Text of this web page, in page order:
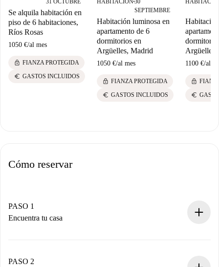
31 OCTUBRE
Se alquila habitación en
piso de 6 habitaciones,
Ríos Rosas
1050 €/al mes
lock FIANZA PROTEGIDA
euro GASTOS INCLUIDOS
HABITACIÓN ■30
SEPTIEMBRE
Habitación luminosa en
apartamento de 6
dormitorios en
Argüelles, Madrid
1050 €/al mes
lock FIANZA PROTEGIDA
euro GASTOS INCLUIDOS
1100 €/al
lock
euro
Cómo reservar
PASO 1
Encuentra tu casa
Tienes toda la información necesaria por adelantado.
PASO 2